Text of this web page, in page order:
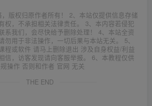
，版权归原作者所有！ 2、本站仅提供信息存储
权，不承担相关法律责任。 3、本内容若侵犯
系我们，会尽快给予删除处理！ 4、本站全资
勿用于非法操作，一切后果与本站无关。 5、
程或软件 请马上删除退出 涉及自身权益/利益
信，访客发现请向客服举报。 6、本教程仅供
操作 否则和作者 官网 无关
THE END